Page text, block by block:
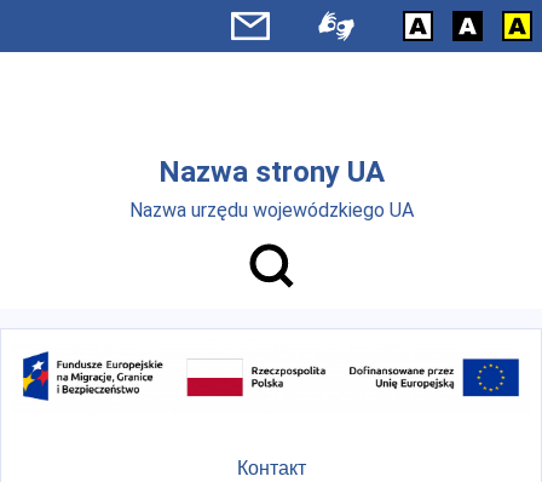
Перейти до основного вмісту
Nazwa strony UA
Nazwa urzędu wojewódzkiego UA
Контакт